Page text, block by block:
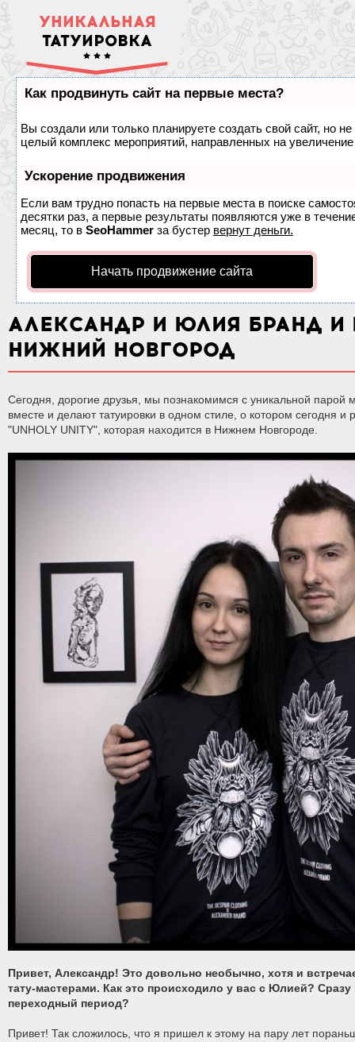
УНИКАЛЬНАЯ
ТАТУИРОВКА
Как продвинуть сайт на первые места?
Вы создали или только планируете создать свой сайт, но
целый комплекс мероприятий, направленных на
Ускорение продвижения
Если вам трудно попасть на первые места в поиске
десятки раз, а первые результаты появляются уже в
месяц, то в SeoHammer за бустер вернут деньги.
Начать продвижение сайта
АЛЕКСАНДР И ЮЛИЯ БРАНД И
НИЖНИЙ НОВГОРОД
Сегодня, дорогие друзья, мы познакомимся с уникальной
вместе и делают татуировки в одном стиле, о котором сегодня
"UNHOLY UNITY", которая находится в Нижнем Новгороде.
Привет, Александр! Это довольно необычно, хотя и
тату-мастерами. Как это происходило у вас с Юлией?
переходный период?
Привет! Так сложилось, что я пришел к этому на пару лет